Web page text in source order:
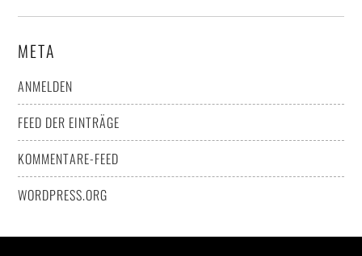
META
ANMELDEN
FEED DER EINTRÄGE
KOMMENTARE-FEED
WORDPRESS.ORG